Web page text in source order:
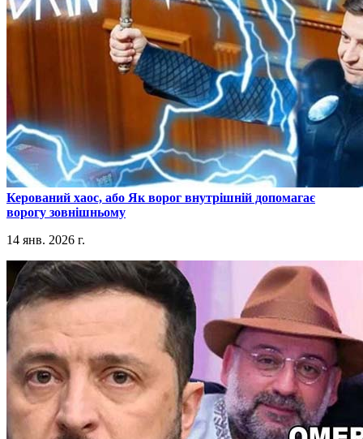
​Керований хаос, або Як ворог внутрішній допомагає
ворогу зовнішньому
14 янв. 2026 г.